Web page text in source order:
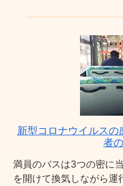
新型コロナウイルス
者
満員のバスは3つの密に
を開けて換気しながら